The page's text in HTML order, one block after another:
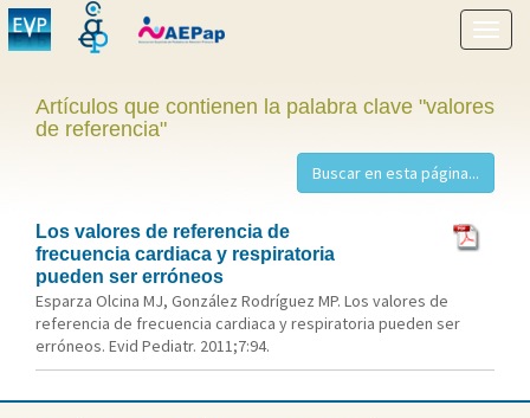
menú
Artículos que contienen la palabra clave "valores
de referencia"
Los valores de referencia de
frecuencia cardiaca y respiratoria
pueden ser erróneos
Esparza Olcina MJ, González Rodríguez MP. Los valores de
referencia de frecuencia cardiaca y respiratoria pueden ser
erróneos. Evid Pediatr. 2011;7:94.